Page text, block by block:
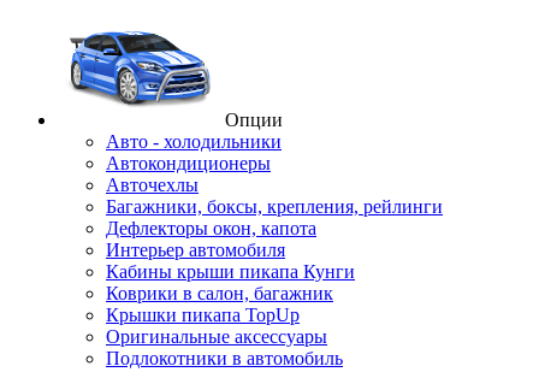
Опции
Авто - холодильники
Автокондиционеры
Авточехлы
Багажники, боксы, крепления, рейлинги
Дефлекторы окон, капота
Интерьер автомобиля
Кабины крыши пикапа Кунги
Коврики в салон, багажник
Крышки пикапа TopUp
Оригинальные аксессуары
Подлокотники в автомобиль